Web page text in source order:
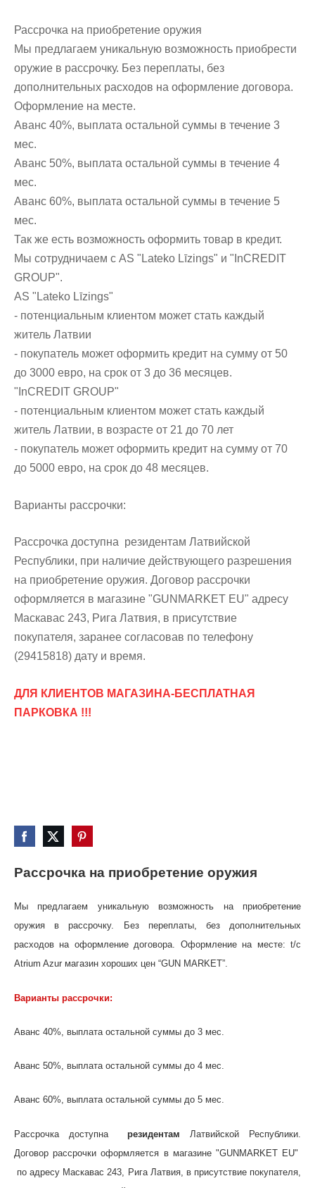
Рассрочка на приобретение оружия
Мы предлагаем уникальную возможность на приобретение
оружия в рассрочку. Без переплаты, без дополнительных
расходов на оформление договора. Оформление на месте: t/c
Atrium Azur магазин хороших цен “GUN MARKET”.
Варианты рассрочки:
Аванс 40%, выплата остальной суммы до 3 мес.
Аванс 50%, выплата остальной суммы до 4 мес.
Аванс 60%, выплата остальной суммы до 5 мес.
Рассрочка доступнарезидентам Латвийской Республики.
Договор рассрочки оформляется в магазине "GUNMARKET EU"
по адресу Maскавас 243, Рига Латвия, в присутствие покупателя,
Рассрочка на приобретение оружия
Мы предлагаем уникальную возможность приобрести
оружие в рассрочку. Без переплаты, без
дополнительных расходов на оформление договора.
Оформление на месте.
Аванс 40%, выплата остальной суммы в течение 3
мес.
Аванс 50%, выплата остальной суммы в течение 4
мес.
Аванс 60%, выплата остальной суммы в течение 5
мес.
Так же есть возможность оформить товар в кредит.
Мы сотрудничаем с AS "Lateko Līzings" и "InCREDIT
GROUP".
AS "Lateko Līzings"
- потенциальным клиентом может стать каждый
житель Латвии
- покупатель может оформить кредит на сумму от 50
до 3000 евро, на срок от 3 до 36 месяцев.
"InCREDIT GROUP"
- потенциальным клиентом может стать каждый
житель Латвии, в возрасте от 21 до 70 лет
- покупатель может оформить кредит на сумму от 70
до 5000 евро, на срок до 48 месяцев.
Варианты рассрочки:
Рассрочка доступна резидентам Латвийской
Республики, при наличие действующего разрешения
на приобретение оружия. Договор рассрочки
оформляется в магазине "GUNMARKET EU" адресу
Mаскавас 243, Рига Латвия, в присутствие
покупателя, заранее согласовав по телефону
(29415818) дату и время.
ДЛЯ КЛИЕНТОВ МАГАЗИНА-БЕСПЛАТНАЯ
ПАРКОВКА !!!